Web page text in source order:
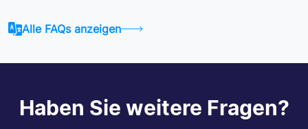
Alle FAQs anzeigen
Haben Sie weitere Fragen?